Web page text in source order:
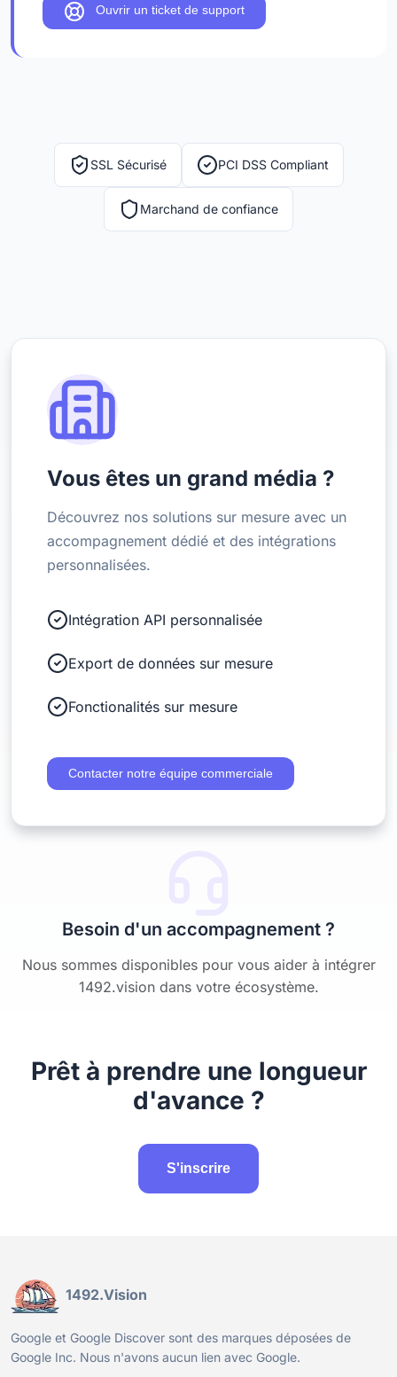
Ouvrir un ticket de support
SSL Sécurisé PCI DSS Compliant
Marchand de confiance
Vous êtes un grand média ?
Découvrez nos solutions sur mesure avec un
accompagnement dédié et des intégrations
personnalisées.
Intégration API personnalisée
Export de données sur mesure
Fonctionalités sur mesure
Contacter notre équipe commerciale
Besoin d'un accompagnement ?
Nous sommes disponibles pour vous aider à intégrer
1492.vision dans votre écosystème.
Prêt à prendre une longueur
d'avance ?
S'inscrire
1492.Vision
Google et Google Discover sont des marques déposées de
Google Inc. Nous n'avons aucun lien avec Google.